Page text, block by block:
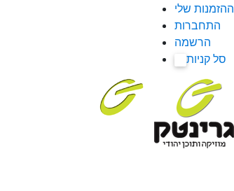
ההזמנות שלי
התחברות
הרשמה
סל קניות